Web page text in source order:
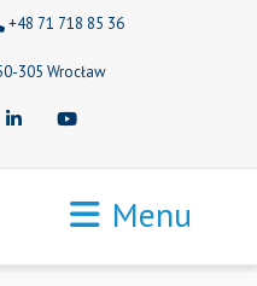
+48 71 718 85 36
305 Wrocław
Youtube
Menu